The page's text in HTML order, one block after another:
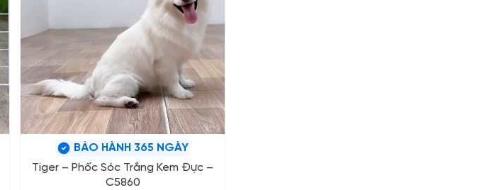
BẢO HÀNH 365 NGÀY
Tiger – Phốc Sóc Trắng Kem Đực –
C5860